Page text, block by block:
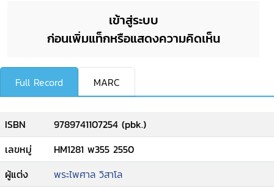
เข้าสู่ระบบ
ก่อนเพิ่มแท็กหรือแสดงความคิดเห็น
Full Record MARC
ISBN
9789741107254 (pbk.)
เลขหมู่
HM1281 พ355 2550
ผู้แต่ง
พระไพศาล วิสาโล